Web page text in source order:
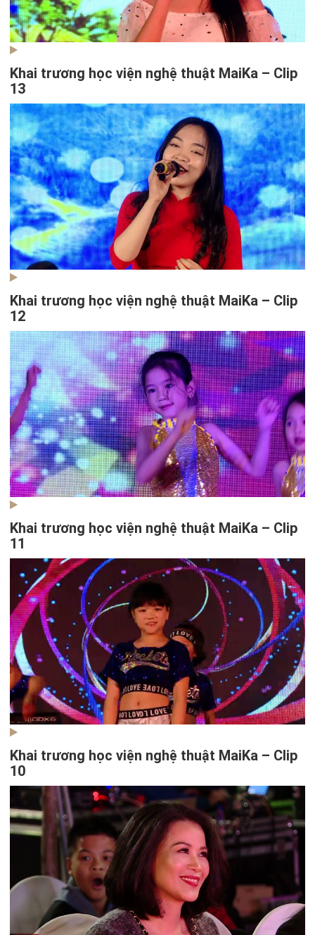
Khai trương học viện nghệ thuật MaiKa – Clip
13
Khai trương học viện nghệ thuật MaiKa – Clip
12
Khai trương học viện nghệ thuật MaiKa – Clip
11
Khai trương học viện nghệ thuật MaiKa – Clip
10